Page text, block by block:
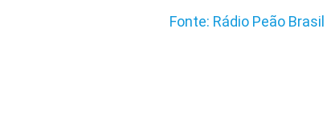
Fonte: Rádio Peão Brasil